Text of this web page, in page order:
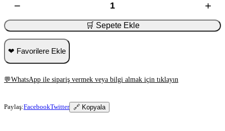
− +
🛒 Sepete Ekle
❤ Favorilere Ekle
💬WhatsApp ile sipariş vermek veya bilgi almak için tıklayın
Paylaş:FacebookTwitter 🔗 Kopyala